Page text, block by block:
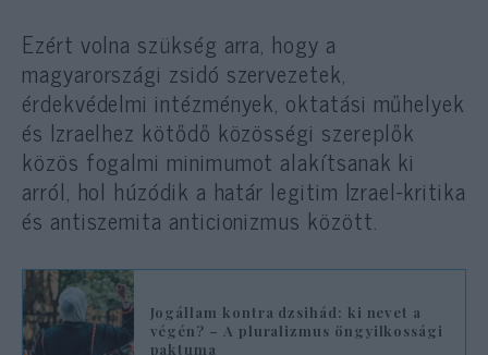
Ezért volna szükség arra, hogy a
magyarországi zsidó szervezetek,
érdekvédelmi intézmények, oktatási műhelyek
és Izraelhez kötődő közösségi szereplők
közös fogalmi minimumot alakítsanak ki
arról, hol húzódik a határ legitim Izrael-kritika
és antiszemita anticionizmus között.
Jogállam kontra dzsihád: ki nevet a
végén? – A pluralizmus öngyilkossági
paktuma